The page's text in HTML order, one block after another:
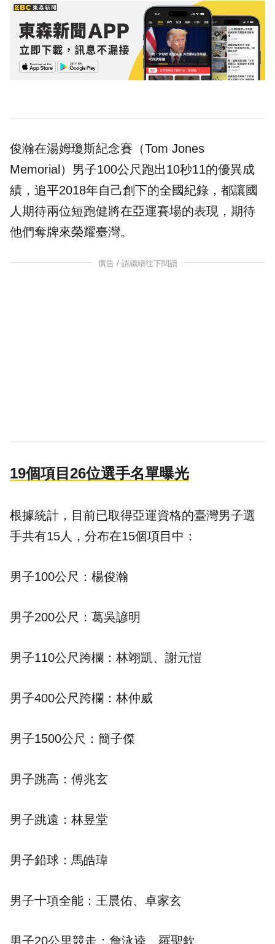
俊瀚在湯姆瓊斯紀念賽（Tom Jones
Memorial）男子100公尺跑出10秒11的優異成
績，追平2018年自己創下的全國紀錄，都讓國
人期待兩位短跑健將在亞運賽場的表現，期待
他們奪牌來榮耀臺灣。
廣告 / 請繼續往下閱讀
19個項目26位選手名單曝光
根據統計，目前已取得亞運資格的臺灣男子選
手共有15人，分布在15個項目中：
男子100公尺：楊俊瀚
男子200公尺：葛吳諺明
男子110公尺跨欄：林翊凱、謝元愷
男子400公尺跨欄：林仲威
男子1500公尺：簡子傑
男子跳高：傅兆玄
男子跳遠：林昱堂
男子鉛球：馬皓瑋
男子十項全能：王晨佑、卓家玄
男子20公里競走：詹泳逵、羅聖欽